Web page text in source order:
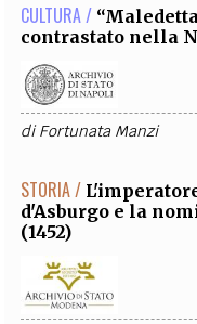
CULTURA /
contrastato nella
diFortunata Manzi
STORIA /
d'Asburgo e la
(1452)